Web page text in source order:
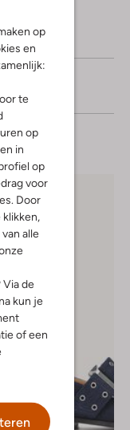
maken op
en
te
op
in
op
voor
Door
alle
Via de
kun je
of een